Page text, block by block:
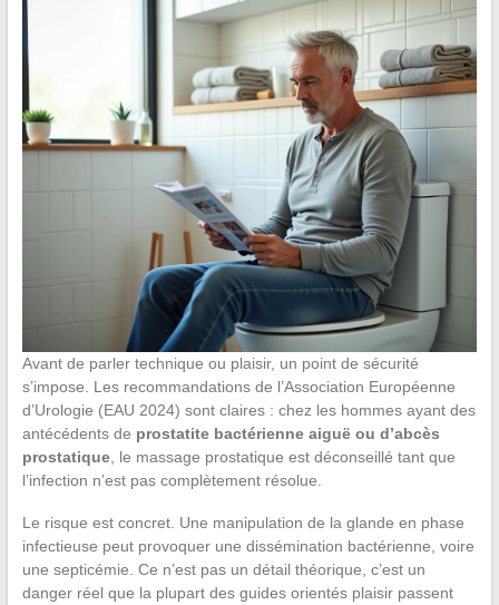
Avant de parler technique ou plaisir, un point de sécurité
s’impose. Les recommandations de l’Association Européenne
d’Urologie (EAU 2024) sont claires : chez les hommes ayant des
antécédents de prostatite bactérienne aiguë ou d’abcès
prostatique, le massage prostatique est déconseillé tant que
l’infection n’est pas complètement résolue.
Le risque est concret. Une manipulation de la glande en phase
infectieuse peut provoquer une dissémination bactérienne, voire
une septicémie. Ce n’est pas un détail théorique, c’est un
danger réel que la plupart des guides orientés plaisir passent